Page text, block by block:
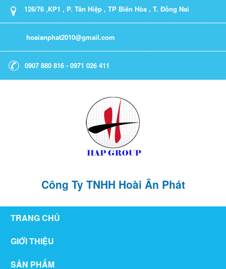
126/76 ,KP1 , P. Tân Hiệp , TP Biên Hòa , T. Đồng Nai
hoaianphat2010@gmail.com
0907 880 816 - 0971 026 411
Công Ty TNHH Hoài Ân Phát
TRANG CHỦ
GIỚI THIỆU
SẢN PHẨM